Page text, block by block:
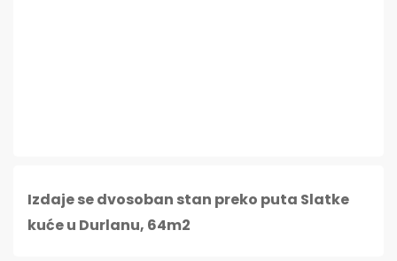
Izdaje se dvosoban stan preko puta Slatke
kuće u Durlanu, 64m2